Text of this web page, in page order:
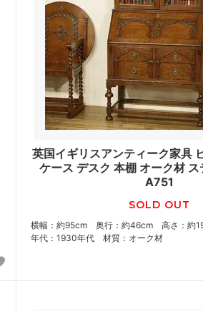
英国イギリスアンティーク家具
ケース デスク 本棚 オーク材
A751
SOLD OUT
横幅：約95cm 奥行：約46cm 高さ：約
年代：1930年代 材質：オーク材